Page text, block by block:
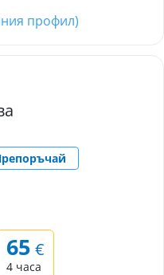
профил)
65 €
4 часа